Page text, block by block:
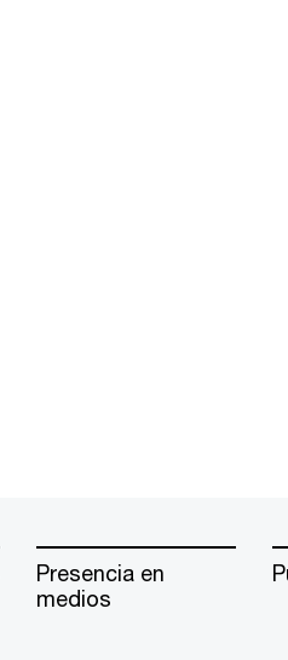
Presencia en
medios